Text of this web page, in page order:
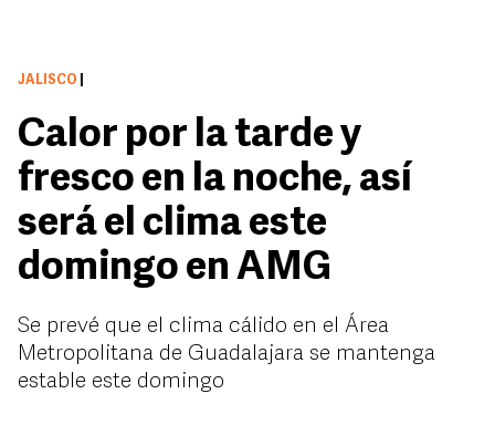
JALISCO
Calor por la tarde y
fresco en la noche, así
será el clima este
domingo en AMG
Se prevé que el clima cálido en el Área
Metropolitana de Guadalajara se mantenga
estable este domingo